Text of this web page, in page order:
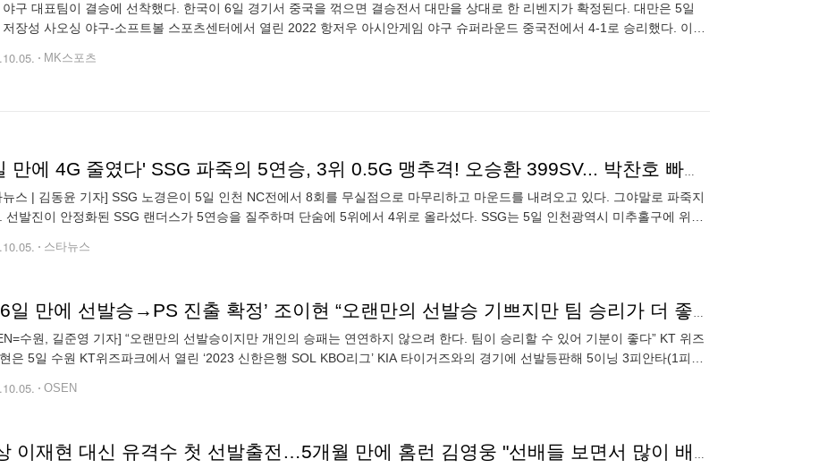
구 대표팀이 결승에 선착했다. 한국이 6일 경기서 중국을 꺾으면 결승전서 대만을 상대로 한 리벤지가 확정된다. 대만은 5일
저장성 사오싱 야구-소프트볼 스포츠센터에서 열린 2022 항저우 아시안게임 야구 슈퍼라운드 중국전에서 4-1로 승리했다. 이로
MK스포츠
'5일 만에 4G 줄였다' SSG 파죽의 5연승, 3위 0.5G 맹추격! 오승환 399SV... 박찬호 빠진 6위 KIA는 2연패 [종합]
뉴스 | 김동윤 기자] SSG 노경은이 5일 인천 NC전에서 8회를 무실점으로 마무리하고 마운드를 내려오고 있다. 그야말로 파죽지
선발진이 안정화된 SSG 랜더스가 5연승을 질주하며 단숨에 5위에서 4위로 올라섰다. SSG는 5일 인천광역시 미추홀구에 위치
스타뉴스
‘726일 만에 선발승→PS 진출 확정’ 조이현 “오랜만의 선발승 기쁘지만 팀 승리가 더 좋다” [수원 톡톡]
수원, 길준영 기자] “오랜만의 선발승이지만 개인의 승패는 연연하지 않으려 한다. 팀이 승리할 수 있어 기분이 좋다” KT 위즈
은 5일 수원 KT위즈파크에서 열린 ‘2023 신한은행 SOL KBO리그’ KIA 타이거즈와의 경기에 선발등판해 5이닝 3피안타(1피홈
OSEN
부상 이재현 대신 유격수 첫 선발출전…5개월 만에 홈런 김영웅 "선배들 보면서 많이 배운다"